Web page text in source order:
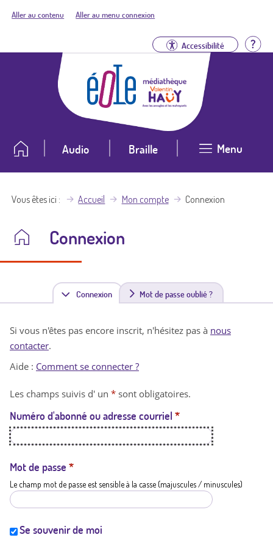
Aller au contenu Aller au menu connexion
Accessibilité
Audio Braille Menu
Vous êtes ici Accueil Mon compte Connexion
Connexion
Connexion(
n
t
a
t
i
Mot de passe oublié ?
Si vous n'êtes pas encore inscrit, n'hésitez pas à nous
contacter.
Aide : Comment se connecter ?
Les champs suivis d' un * sont obligatoires.
Numéro d'abonné ou adresse courriel *
Mot de passe *
Le champ mot de passe est sensible à la casse (majuscules / minuscules)
Se souvenir de moi